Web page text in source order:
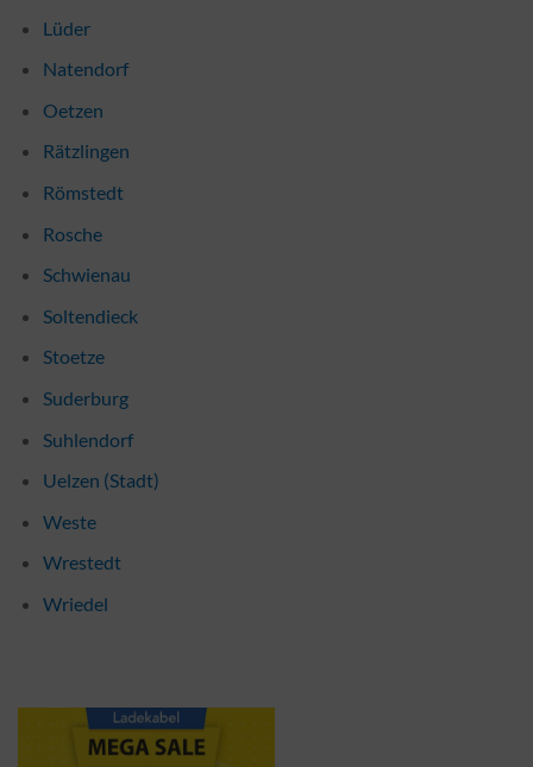
Lüder
Natendorf
Oetzen
Rätzlingen
Römstedt
Rosche
Schwienau
Soltendieck
Stoetze
Suderburg
Suhlendorf
Uelzen (Stadt)
Weste
Wrestedt
Wriedel